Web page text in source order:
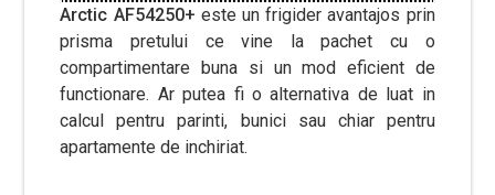
Arctic AF54250+ este un frigider avantajos prin
prisma pretului ce vine la pachet cu o
compartimentare buna si un mod eficient de
functionare. Ar putea fi o alternativa de luat in
calcul pentru parinti, bunici sau chiar pentru
apartamente de inchiriat.